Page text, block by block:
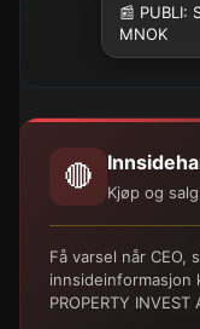
📰
MNOK
🔴 Kjøp og
Få varsel når CEO,
innsideinformasjon
PROPERTY INVEST